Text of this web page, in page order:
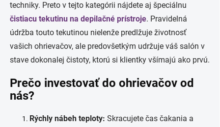
techniky. Preto v tejto kategórii nájdete aj špeciálnu
čistiacu tekutinu na depilačné prístroje. Pravidelná
údržba touto tekutinou nielenže predlžuje životnosť
vašich ohrievačov, ale predovšetkým udržuje váš salón v
stave dokonalej čistoty, ktorú si klientky všímajú ako prvú.
Prečo investovať do ohrievačov od
nás?
Rýchly nábeh teploty: Skracujete čas čakania a